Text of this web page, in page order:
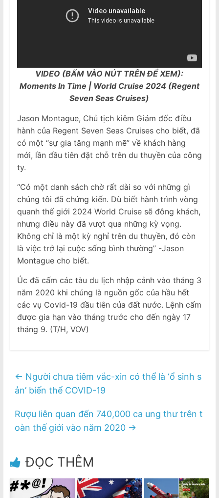
VIDEO (BẤM VÀO NÚT TRÊN ĐỂ XEM):
Moments In Time | World Cruise 2024 (Regent
Seven Seas Cruises)
Jason Montague, Chủ tịch kiêm Giám đốc điều
hành của Regent Seven Seas Cruises cho biết, đã
có một “sự gia tăng mạnh mẽ” về khách hàng
mới, lần đầu tiên đặt chỗ trên du thuyền của công
ty.
“Có một danh sách chờ rất dài so với những gì
chúng tôi đã chứng kiến. Dù biết hành trình vòng
quanh thế giới 2024 World Cruise sẽ đông khách,
nhưng điều này đã vượt qua những kỳ vọng.
Không chỉ là một kỳ nghỉ trên du thuyền, đó còn
là việc trở lại cuộc sống bình thường” -Jason
Montague cho biết.
Úc đã cấm các tàu du lịch nhập cảnh vào tháng 3
năm 2020 khi chúng là nguồn gốc của hầu hết
các vụ Covid-19 đầu tiên của đất nước. Lệnh cấm
được gia hạn vào tháng trước cho đến ngày 17
tháng 9. (T/H, VOV)
← Người chưa tiêm vắc-xin có thể là ‘ổ sinh s
ản’ biến thể COVID-19
Rượu liên quan đến 740,000 ca ung thư trên t
oàn thế giới vào năm 2020 →
ĐỌC THÊM